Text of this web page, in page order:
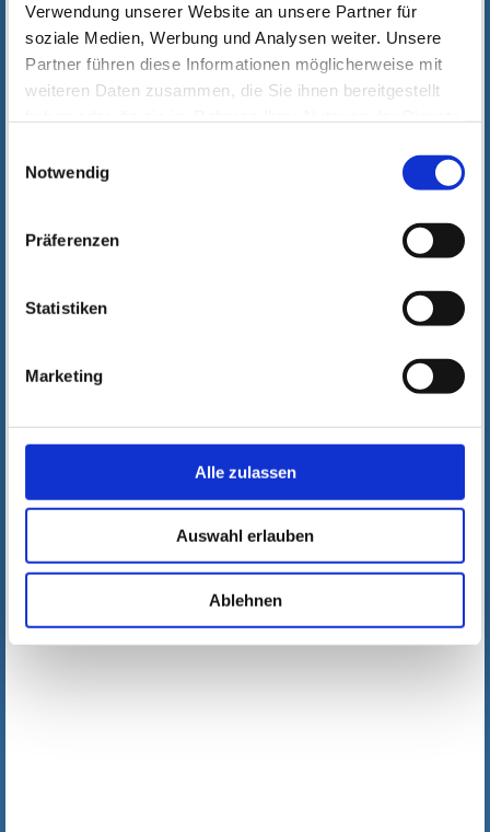
Verwendung unserer Website an unsere Partner für
soziale Medien, Werbung und Analysen weiter. Unsere
Partner führen diese Informationen möglicherweise mit
weiteren Daten zusammen, die Sie ihnen bereitgestellt
Datenschutzhinweise
Notwendig
Präferenzen
Statistiken
Marketing
Alle zulassen
Auswahl erlauben
Ablehnen